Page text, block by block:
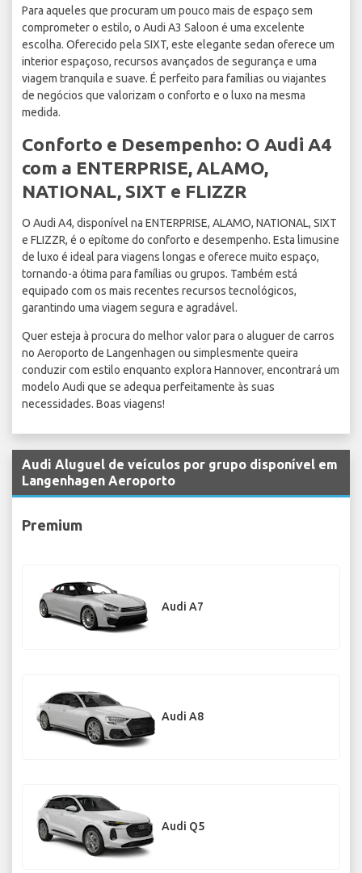
Para aqueles que procuram um pouco mais de espaço sem
comprometer o estilo, o Audi A3 Saloon é uma excelente
escolha. Oferecido pela SIXT, este elegante sedan oferece um
interior espaçoso, recursos avançados de segurança e uma
viagem tranquila e suave. É perfeito para famílias ou viajantes
de negócios que valorizam o conforto e o luxo na mesma
medida.
Conforto e Desempenho: O Audi A4
com a ENTERPRISE, ALAMO,
NATIONAL, SIXT e FLIZZR
O Audi A4, disponível na ENTERPRISE, ALAMO, NATIONAL, SIXT
e FLIZZR, é o epítome do conforto e desempenho. Esta limusine
de luxo é ideal para viagens longas e oferece muito espaço,
tornando-a ótima para famílias ou grupos. Também está
equipado com os mais recentes recursos tecnológicos,
garantindo uma viagem segura e agradável.
Quer esteja à procura do melhor valor para o aluguer de carros
no Aeroporto de Langenhagen ou simplesmente queira
conduzir com estilo enquanto explora Hannover, encontrará um
modelo Audi que se adequa perfeitamente às suas
necessidades. Boas viagens!
Audi Aluguel de veículos por grupo disponível em
Langenhagen Aeroporto
Premium
Audi A7
Audi A8
Audi Q5